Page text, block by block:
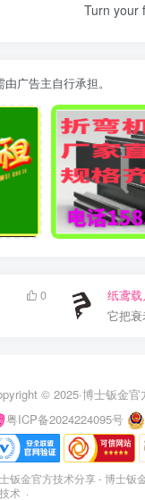
Turn your
广告主自行承担。
0
纸鸢载
它把
© 2025·博士钣金官
粤ICP备2024224095号
钣金官方技术分享 - 博士钣
术 ·